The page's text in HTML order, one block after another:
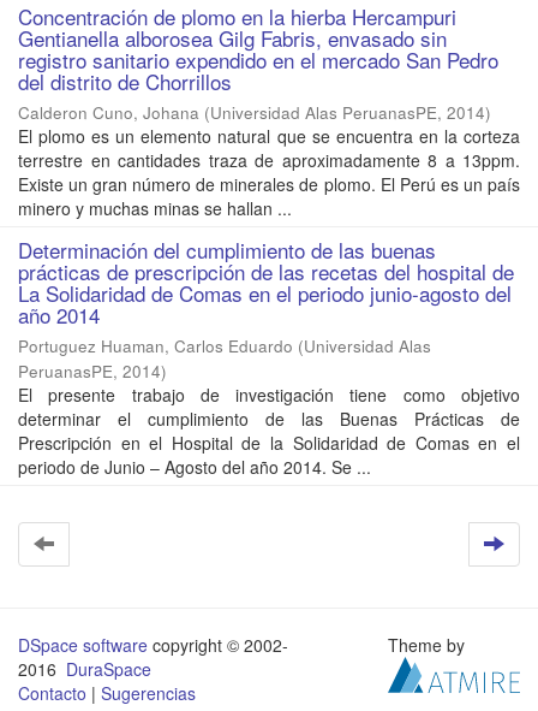
Concentración de plomo en la hierba Hercampuri
Gentianella alborosea Gilg Fabris, envasado sin
registro sanitario expendido en el mercado San Pedro
del distrito de Chorrillos
Calderon Cuno, Johana (Universidad Alas PeruanasPE, 2014)
El plomo es un elemento natural que se encuentra en la corteza
terrestre en cantidades traza de aproximadamente 8 a 13ppm.
Existe un gran número de minerales de plomo. El Perú es un país
minero y muchas minas se hallan ...
Determinación del cumplimiento de las buenas
prácticas de prescripción de las recetas del hospital de
La Solidaridad de Comas en el periodo junio-agosto del
año 2014
Portuguez Huaman, Carlos Eduardo (Universidad Alas
PeruanasPE, 2014)
El presente trabajo de investigación tiene como objetivo
determinar el cumplimiento de las Buenas Prácticas de
Prescripción en el Hospital de la Solidaridad de Comas en el
periodo de Junio – Agosto del año 2014. Se ...
DSpace software copyright © 2002-
2016 DuraSpace
Contacto | Sugerencias
Theme by